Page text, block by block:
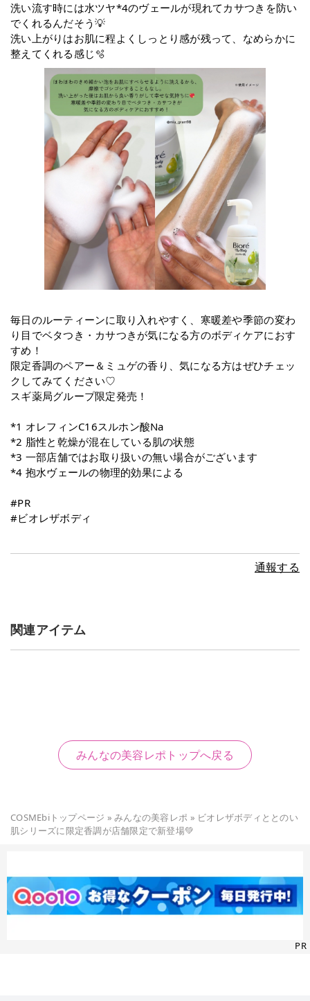
洗い流す時には水ツヤ*4のヴェールが現れてカサつきを防い
でくれるんだそう💡
洗い上がりはお肌に程よくしっとり感が残って、なめらかに
整えてくれる感じ🫧
毎日のルーティーンに取り入れやすく、寒暖差や季節の変わ
り目でベタつき・カサつきが気になる方のボディケアにおす
すめ！
限定香調のペアー＆ミュゲの香り、気になる方はぜひチェッ
クしてみてください♡
スギ薬局グループ限定発売！
*1 オレフィンC16スルホン酸Na
*2 脂性と乾燥が混在している肌の状態
*3 一部店舗ではお取り扱いの無い場合がございます
*4 抱水ヴェールの物理的効果による
#PR
#ビオレザボディ
通報する
関連アイテム
みんなの美容レポトップへ戻る
COSMEbiトップページ »みんなの美容レポ » ビオレザボディととのい
肌シリーズに限定香調が店舗限定で新登場💚
PR